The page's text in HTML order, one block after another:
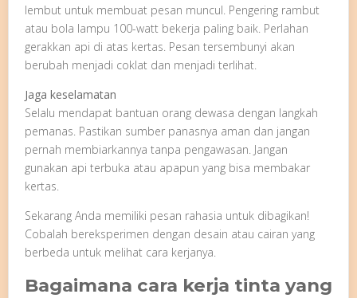
lembut untuk membuat pesan muncul. Pengering rambut
atau bola lampu 100-watt bekerja paling baik. Perlahan
gerakkan api di atas kertas. Pesan tersembunyi akan
berubah menjadi coklat dan menjadi terlihat.
Jaga keselamatan
Selalu mendapat bantuan orang dewasa dengan langkah
pemanas. Pastikan sumber panasnya aman dan jangan
pernah membiarkannya tanpa pengawasan. Jangan
gunakan api terbuka atau apapun yang bisa membakar
kertas.
Sekarang Anda memiliki pesan rahasia untuk dibagikan!
Cobalah bereksperimen dengan desain atau cairan yang
berbeda untuk melihat cara kerjanya.
Bagaimana cara kerja tinta yang